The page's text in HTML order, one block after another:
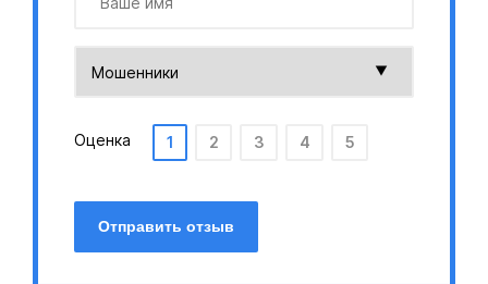
Оценка 1 2 3 4 5
Отправить отзыв